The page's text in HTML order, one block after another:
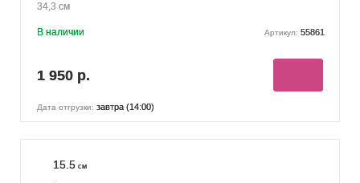
34,3 см
В наличии Артикул: 55861
1 950 р.
Дата отгрузки: завтра (14:00)
15.5 см